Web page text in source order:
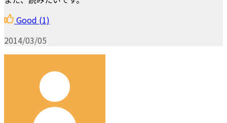
Good (1)
2014/03/05